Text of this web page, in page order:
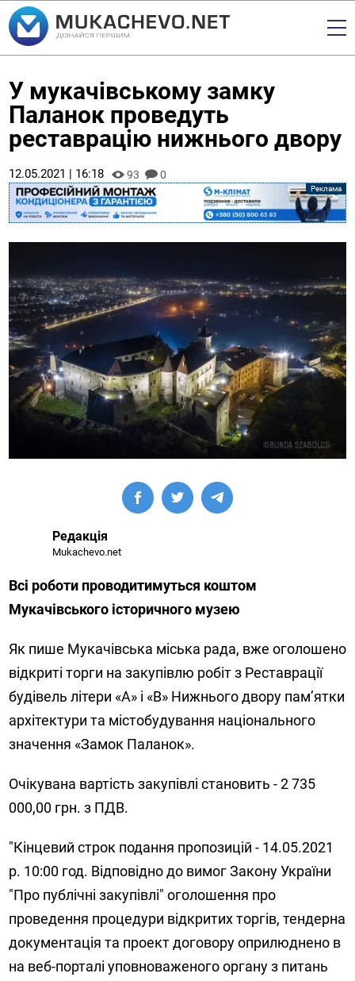
У мукачівському замку
Паланок проведуть
реставрацію нижнього двору
12.05.2021 | 16:18 93 0
Редакція
Mukachevo.net
Всі роботи проводитимуться коштом
Мукачівського історичного музею
Як пише Мукачівська міська рада, вже оголошено
відкриті торги на закупівлю робіт з Реставрації
будівель літери «А» і «В» Нижнього двору пам’ятки
архітектури та містобудування національного
значення «Замок Паланок».
Очікувана вартість закупівлі становить - 2 735
000,00 грн. з ПДВ.
"Кінцевий строк подання пропозицій - 14.05.2021
р. 10:00 год. Відповідно до вимог Закону України
"Про публічні закупівлі" оголошення про
проведення процедури відкритих торгів, тендерна
документація та проект договору оприлюднено в
на веб-порталі уповноваженого органу з питань